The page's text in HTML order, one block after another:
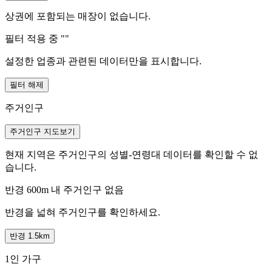
상권에 포함되는 매장이 없습니다.
필터 적용 중 ""
설정한 업종과 관련된 데이터만을 표시합니다.
필터 해제
주거인구
주거인구 지도보기
현재 지역은 주거인구의 성별-연령대 데이터를 확인할 수 없
습니다.
반경 600m 내 주거인구 없음
반경을 넓혀 주거인구를 확인하세요.
반경 1.5km
1인 가구